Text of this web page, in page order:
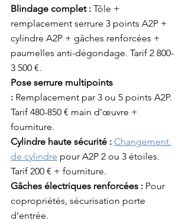
Blindage complet : Tôle +
remplacement serrure 3 points A2P +
cylindre A2P + gâches renforcées +
paumelles anti-dégondage. Tarif 2 800-
3 500 €.
Pose serrure multipoints
: Remplacement par 3 ou 5 points A2P.
Tarif 480-850 € main d’œuvre +
fourniture.
Cylindre haute sécurité : Changement
de cylindre pour A2P 2 ou 3 étoiles.
Tarif 200 € + fourniture.
Gâches électriques renforcées : Pour
copropriétés, sécurisation porte
d’entrée.